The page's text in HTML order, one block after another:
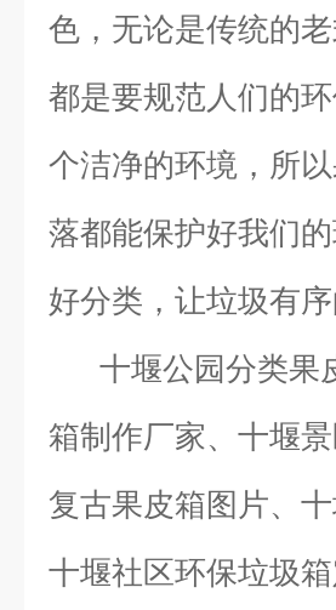
色，无论是传统的
都是要规范人们的
个洁净的环境，所
落都能保护好我们
好分类，让垃圾有序
十堰公园分类果
箱制作厂家、十堰
复古果皮箱图片、
十堰社区环保垃圾